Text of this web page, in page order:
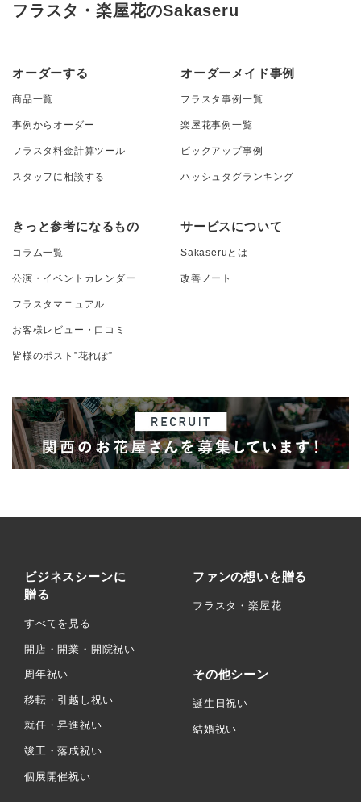
フラスタ・楽屋花のSakaseru
オーダーする
商品一覧
事例からオーダー
フラスタ料金計算ツール
スタッフに相談する
オーダーメイド事例
フラスタ事例一覧
楽屋花事例一覧
ピックアップ事例
ハッシュタグランキング
きっと参考になるもの
コラム一覧
公演・イベントカレンダー
フラスタマニュアル
お客様レビュー・口コミ
皆様のポスト”花れぽ”
サービスについて
Sakaseruとは
改善ノート
ビジネスシーンに
贈る
すべてを見る
開店・開業・開院祝い
周年祝い
移転・引越し祝い
就任・昇進祝い
竣工・落成祝い
個展開催祝い
ファンの想いを贈る
フラスタ・楽屋花
その他シーン
誕生日祝い
結婚祝い